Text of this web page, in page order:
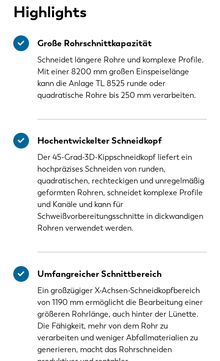
Highlights
Große Rohrschnittkapazität
Schneidet längere Rohre und komplexe Profile.
Mit einer 8200 mm großen Einspeiselänge
kann die Anlage TL 8525 runde oder
quadratische Rohre bis 250 mm verarbeiten.
Hochentwickelter Schneidkopf
Der 45-Grad-3D-Kippschneidkopf liefert ein
hochpräzises Schneiden von runden,
quadratischen, rechteckigen und unregelmäßig
geformten Rohren, schneidet komplexe Profile
und Kanäle und kann für
Schweißvorbereitungsschnitte in dickwandigen
Rohren verwendet werden.
Umfangreicher Schnittbereich
Ein großzügiger X-Achsen-Schneidkopfbereich
von 1190 mm ermöglicht die Bearbeitung einer
größeren Rohrlänge, auch hinter der Lünette.
Die Fähigkeit, mehr von dem Rohr zu
verarbeiten und weniger Abfallmaterialien zu
generieren, macht das Rohrschneiden